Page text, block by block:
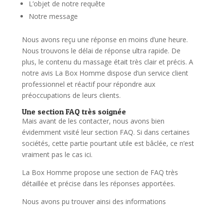
L’objet de notre requête
Notre message
Nous avons reçu une réponse en moins d’une heure.
Nous trouvons le délai de réponse ultra rapide. De
plus, le contenu du massage était très clair et précis. A
notre avis La Box Homme dispose d’un service client
professionnel et réactif pour répondre aux
préoccupations de leurs clients.
Une section FAQ très soignée
Mais avant de les contacter, nous avons bien
évidemment visité leur section FAQ. Si dans certaines
sociétés, cette partie pourtant utile est bâclée, ce n’est
vraiment pas le cas ici.
La Box Homme propose une section de FAQ très
détaillée et précise dans les réponses apportées.
Nous avons pu trouver ainsi des informations